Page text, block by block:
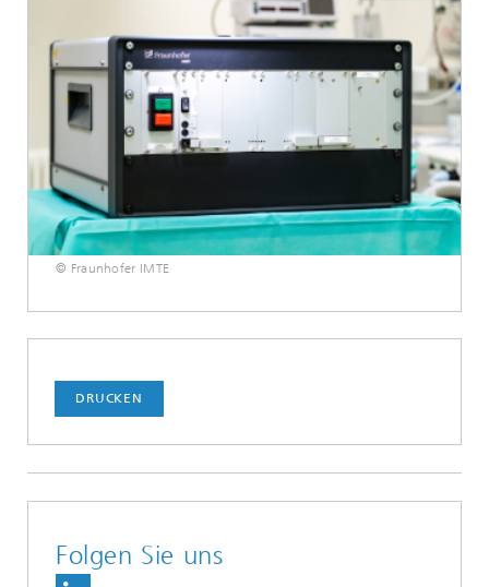
© Fraunhofer IMTE
DRUCKEN
Folgen Sie uns